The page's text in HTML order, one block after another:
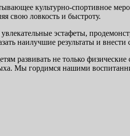
культурно-спортивное
свою ловкость и быстроту.
увлекательные эстафеты,
наилучшие результаты и
развивать не только
Мы гордимся нашими